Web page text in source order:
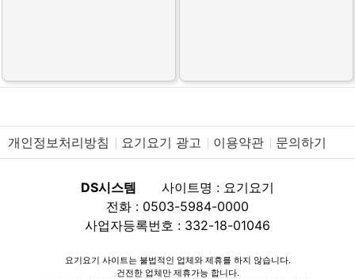
개인정보처리방침 요기요기 광고 이용약관 문의하기
DS시스템
사이트명 : 요기요기
전화 : 0503-5984-0000
사업자등록번호 : 332-18-01046
요기요기 사이트는 불법적인 업체와 제휴를 하지 않습니다.
건전한 업체만 제휴가능 합니다.